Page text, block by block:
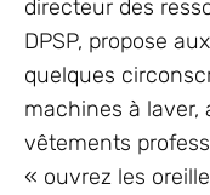
directeur des
DPSP, propose
quelques
machines à laver,
vêtements
« ouvrez les